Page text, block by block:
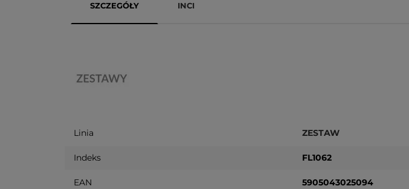
SZCZEGÓŁY INCI
Linia ZESTAW
Indeks FL1062
EAN 5905043025094